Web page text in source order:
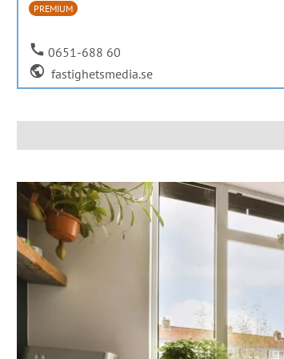
PREMIUM
call 0651-688 60
public fastighetsmedia.se